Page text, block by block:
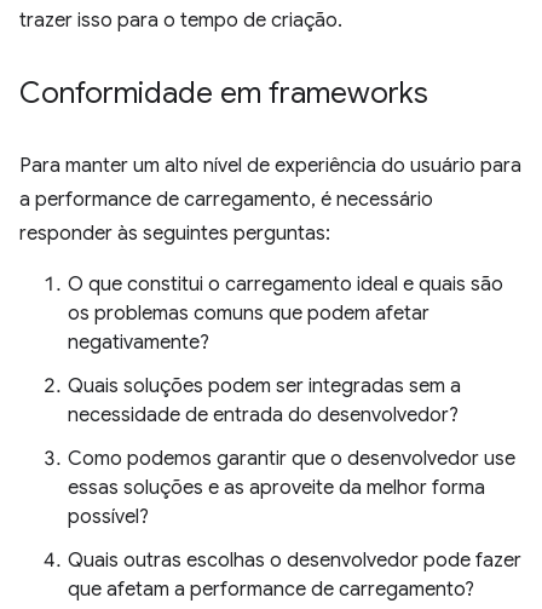
trazer isso para o tempo de criação.
Conformidade em frameworks
Para manter um alto nível de experiência do usuário para
a performance de carregamento, é necessário
responder às seguintes perguntas:
O que constitui o carregamento ideal e quais são
os problemas comuns que podem afetar
negativamente?
Quais soluções podem ser integradas sem a
necessidade de entrada do desenvolvedor?
Como podemos garantir que o desenvolvedor use
essas soluções e as aproveite da melhor forma
possível?
Quais outras escolhas o desenvolvedor pode fazer
que afetam a performance de carregamento?